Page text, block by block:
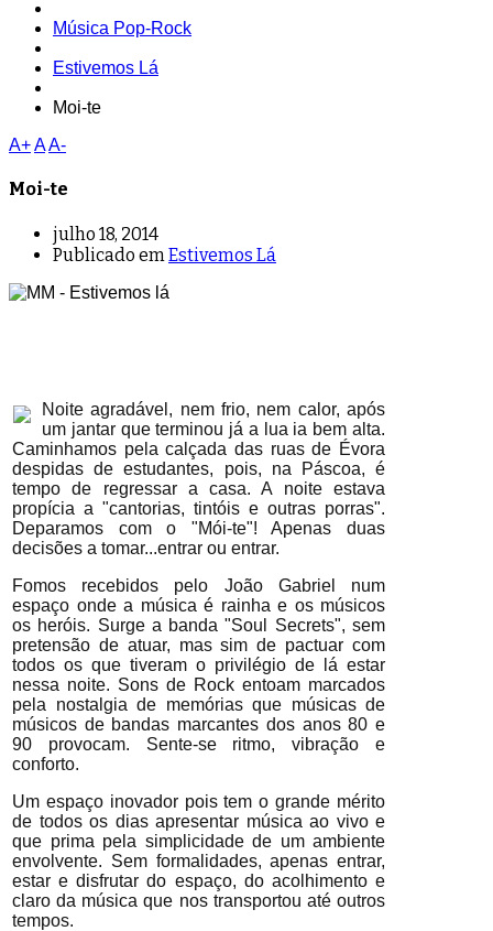
Música Pop-Rock
Estivemos Lá
Moi-te
A+AA-
Moi-te
julho 18, 2014
Publicado em Estivemos Lá
Noite agradável, nem frio, nem calor, após
um jantar que terminou já a lua ia bem alta.
Caminhamos pela calçada das ruas de Évora
despidas de estudantes, pois, na Páscoa, é
tempo de regressar a casa. A noite estava
propícia a "cantorias, tintóis e outras porras".
Deparamos com o "Mói-te"! Apenas duas
decisões a tomar...entrar ou entrar.
Fomos recebidos pelo João Gabriel num
espaço onde a música é rainha e os músicos
os heróis. Surge a banda "Soul Secrets", sem
pretensão de atuar, mas sim de pactuar com
todos os que tiveram o privilégio de lá estar
nessa noite. Sons de Rock entoam marcados
pela nostalgia de memórias que músicas de
músicos de bandas marcantes dos anos 80 e
90 provocam. Sente-se ritmo, vibração e
conforto.
Um espaço inovador pois tem o grande mérito
de todos os dias apresentar música ao vivo e
que prima pela simplicidade de um ambiente
envolvente. Sem formalidades, apenas entrar,
estar e disfrutar do espaço, do acolhimento e
claro da música que nos transportou até outros
tempos.